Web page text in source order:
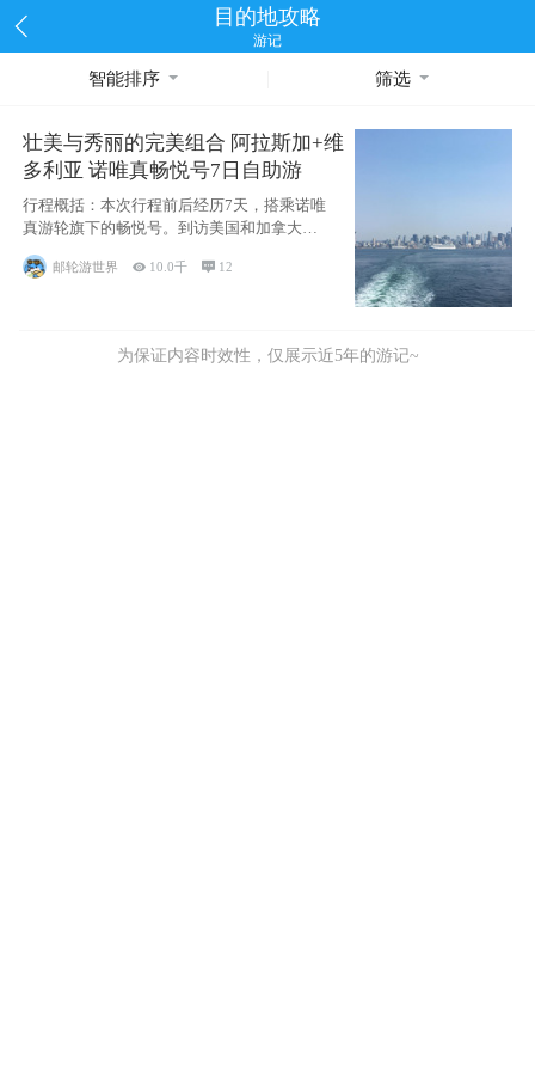
目的地攻略
游记
智能排序 筛选
壮美与秀丽的完美组合 阿拉斯加+维
多利亚 诺唯真畅悦号7日自助游
行程概括：本次行程前后经历7天，搭乘诺唯
真游轮旗下的畅悦号。到访美国和加拿大的4
个州/省：美国华盛顿州
邮轮游世界  10.0千  12
为保证内容时效性，仅展示近5年的游记~